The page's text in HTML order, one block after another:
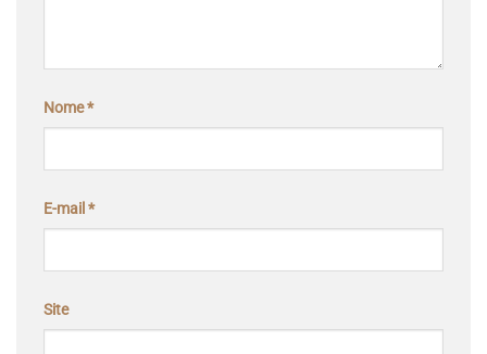
Nome*
E-mail *
Site